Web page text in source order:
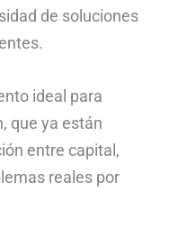
de soluciones
ideal para
que ya están
entre capital,
reales por